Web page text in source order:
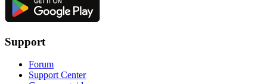
Support
Forum
Support Center